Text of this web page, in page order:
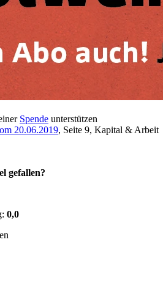
Spende unterstützen
20.06.2019, Seite 9, Kapital & Arbeit
gefallen?
0,0